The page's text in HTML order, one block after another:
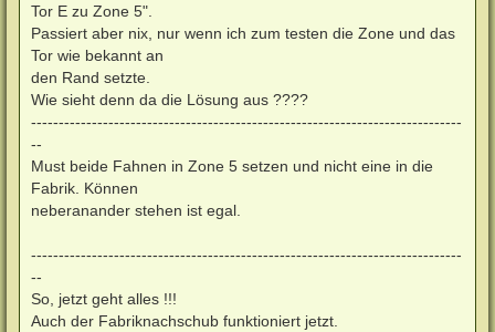
Tor E zu Zone 5".
Passiert aber nix, nur wenn ich zum testen die Zone und das
Tor wie bekannt an
den Rand setzte.
Wie sieht denn da die Lösung aus ????
------------------------------------------------------------------------------
--
Must beide Fahnen in Zone 5 setzen und nicht eine in die
Fabrik. Können
neberanander stehen ist egal.
------------------------------------------------------------------------------
--
So, jetzt geht alles !!!
Auch der Fabriknachschub funktioniert jetzt.